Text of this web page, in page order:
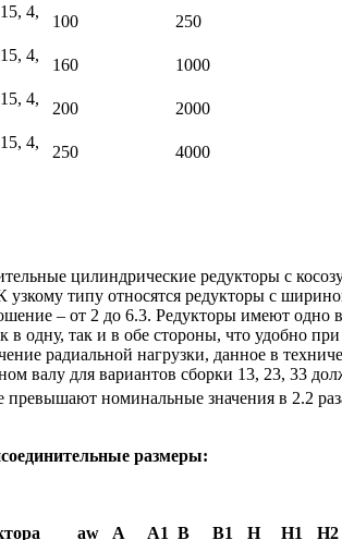
4,
100 250
4,
160 1000
4,
200 2000
4,
250 4000
цилиндрические редукторы с
узкому типу относятся редукторы с
– от 2 до 6.3. Редукторы имеют одно
в одну, так и в обе стороны, что удобно
радиальной нагрузки, данное в
валу для вариантов сборки 13, 23, 33
превышают номинальные значения в 2.2
размеры:
аw А А1 В В1 H H1 H2